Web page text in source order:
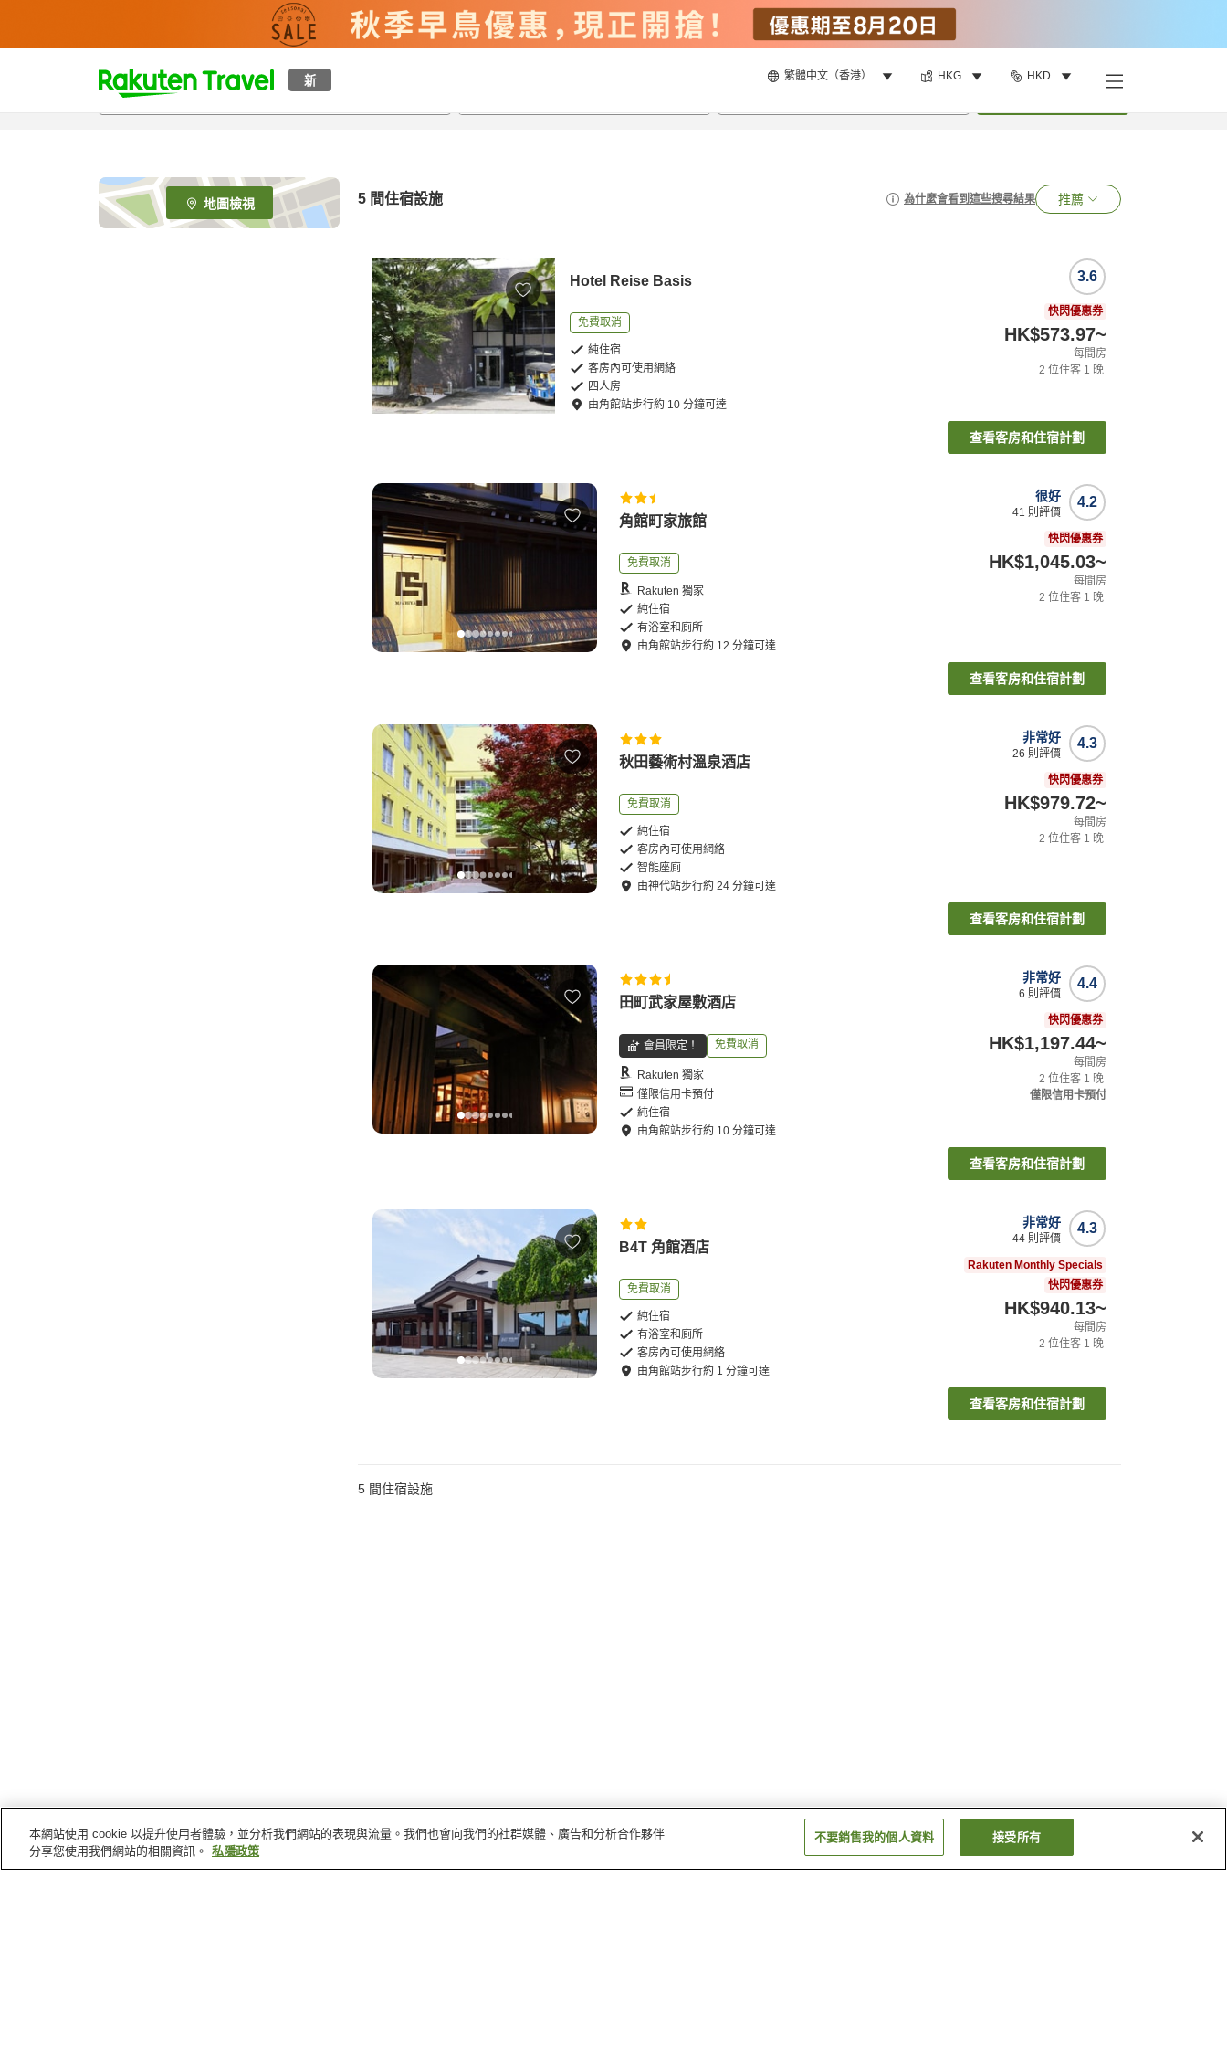
新 繁體中文（香港） HKG HKD
t
p
e
_
s
地圖檢視 5 間住宿設施 為什麼會看到這些搜尋結果 推薦
Hotel Reise Basis
免費取消
純住宿
客房內可使用網絡
四人房
由角館站步行約 10 分鐘可達
3.6
快閃優惠券
HK$573.97~
每間房
2 位住客 1 晚
查看客房和住宿計劃
角館町家旅館
免費取消
Rakuten 獨家
純住宿
有浴室和廁所
由角館站步行約 12 分鐘可達
4.2
很好
41 則評價
快閃優惠券
HK$1,045.03~
每間房
2 位住客 1 晚
查看客房和住宿計劃
秋田藝術村溫泉酒店
免費取消
純住宿
客房內可使用網絡
智能座廁
由神代站步行約24 分鐘可達
4.3
非常好
26 則評價
快閃優惠券
HK$979.72~
每間房
2 位住客 1 晚
查看客房和住宿計劃
田町武家屋敷酒店
會員限定！ 免費取消
Rakuten 獨家
僅限信用卡預付
純住宿
由角館站步行約 10 分鐘可達
4.4
非常好
6 則評價
快閃優惠券
HK$1,197.44~
每間房
2 位住客 1 晚
僅限信用卡預付
查看客房和住宿計劃
B4T 角館酒店
免費取消
純住宿
有浴室和廁所
客房內可使用網絡
由角館站步行約 1 分鐘可達
4.3
非常好
44 則評價
Rakuten Monthly Specials
快閃優惠券
HK$940.13~
每間房
2 位住客 1 晚
查看客房和住宿計劃
5 間住宿設施
本網站使用 cookie 以提升使用者體驗，並分析我們網站的表現與流量。我們也會向我們的社群媒體、廣告和分析合作夥伴
分享您使用我們網站的相關資訊。 私隱政策
不要銷售我的個人資料 接受所有